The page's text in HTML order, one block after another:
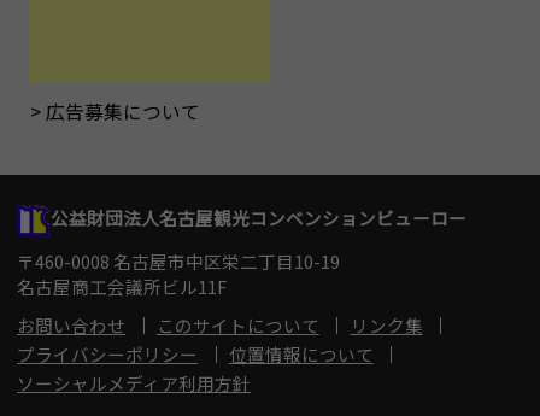
広告募集について
公益財団法人名古屋観光コンベンションビューロー
〒460-0008 名古屋市中区栄二丁目10-19
名古屋商工会議所ビル11F
お問い合わせ
このサイトについて
リンク集
プライバシーポリシー
位置情報について
ソーシャルメディア利用方針